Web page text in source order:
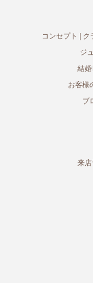
コンセプト ク
ジ
結
お客様
ブ
来